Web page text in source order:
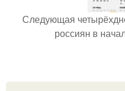
Следующая
россиян в